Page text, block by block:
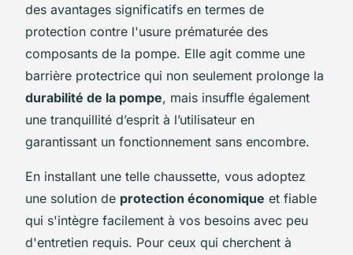
des avantages significatifs en termes de
protection contre l'usure prématurée des
composants de la pompe. Elle agit comme une
barrière protectrice qui non seulement prolonge la
durabilité de la pompe, mais insuffle également
une tranquillité d’esprit à l’utilisateur en
garantissant un fonctionnement sans encombre.
En installant une telle chaussette, vous adoptez
une solution de protection économique et fiable
qui s'intègre facilement à vos besoins avec peu
d'entretien requis. Pour ceux qui cherchent à